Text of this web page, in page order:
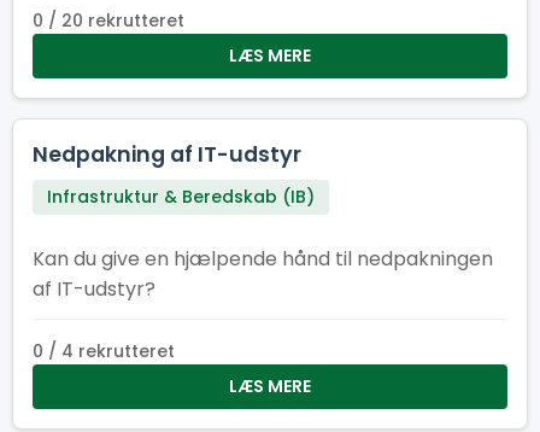
0 / 20 rekrutteret
LÆS MERE
Nedpakning af IT-udstyr
Infrastruktur & Beredskab (IB)
Kan du give en hjælpende hånd til nedpakningen
af IT-udstyr?
0 / 4 rekrutteret
LÆS MERE